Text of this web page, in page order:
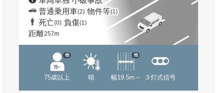
普通乗用車(2) 物件等(1)
死亡(0) 負傷(1)
距離257m
75歳以上
他
晴 幅19.5m～
他
３灯式信号